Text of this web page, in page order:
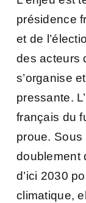
présidence
et de
des acteurs
s’organise
pressante.
français du
proue. Sous
doublement
d’ici 2030
climatique,